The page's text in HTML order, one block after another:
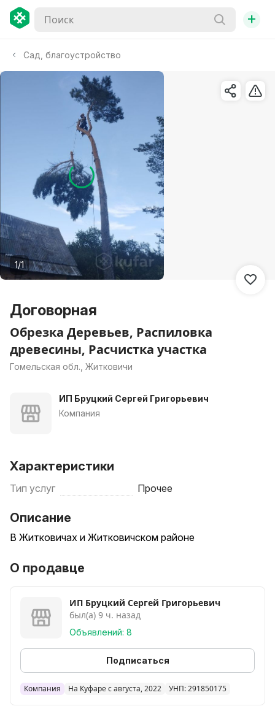
+
Сад, благоустройство
1/1
Договорная
Обрезка Деревьев, Распиловка
древесины, Расчистка участка
Гомельская обл., Житковичи
ИП Бруцкий Сергей Григорьевич
Компания
Характеристики
Тип услуг Прочее
Описание
В Житковичах и Житковичском районе
О продавце
ИП Бруцкий Сергей Григорьевич
был(а) 9 ч. назад
Объявлений: 8
Подписаться
Компания На Куфаре с августа, 2022 УНП: 291850175